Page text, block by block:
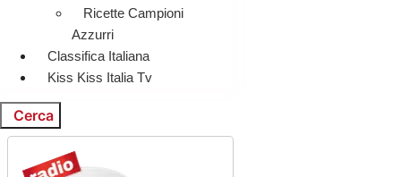
Ricette Campioni
Azzurri
Classifica Italiana
Kiss Kiss Italia Tv
Cerca